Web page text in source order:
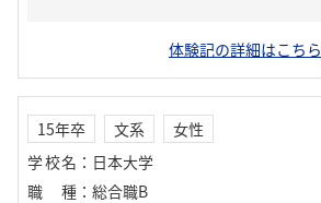
体験記の詳細はこちら
15年卒 文系
女性
学校名 ： 日本大学
職種 ： 総合職B